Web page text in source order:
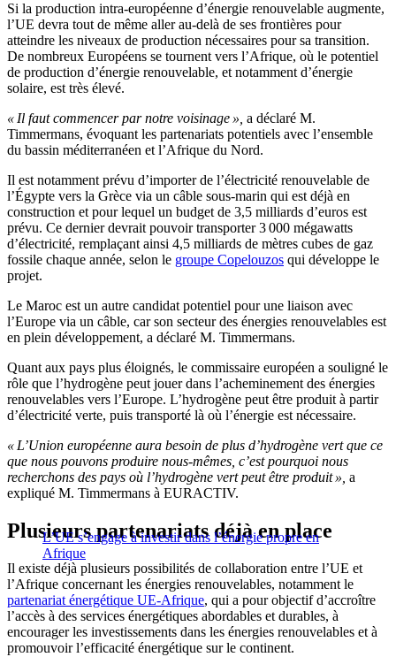
Si la production intra-européenne d’énergie renouvelable augmente,
l’UE devra tout de même aller au-delà de ses frontières pour
atteindre les niveaux de production nécessaires pour sa transition.
De nombreux Européens se tournent vers l’Afrique, où le potentiel
de production d’énergie renouvelable, et notamment d’énergie
solaire, est très élevé.
« Il faut commencer par notre voisinage », a déclaré M.
Timmermans, évoquant les partenariats potentiels avec l’ensemble
du bassin méditerranéen et l’Afrique du Nord.
Il est notamment prévu d’importer de l’électricité renouvelable de
l’Égypte vers la Grèce via un câble sous-marin qui est déjà en
construction et pour lequel un budget de 3,5 milliards d’euros est
prévu. Ce dernier devrait pouvoir transporter 3 000 mégawatts
d’électricité, remplaçant ainsi 4,5 milliards de mètres cubes de gaz
fossile chaque année, selon le groupe Copelouzos qui développe le
projet.
Le Maroc est un autre candidat potentiel pour une liaison avec
l’Europe via un câble, car son secteur des énergies renouvelables est
en plein développement, a déclaré M. Timmermans.
Quant aux pays plus éloignés, le commissaire européen a souligné le
rôle que l’hydrogène peut jouer dans l’acheminement des énergies
renouvelables vers l’Europe. L’hydrogène peut être produit à partir
d’électricité verte, puis transporté là où l’énergie est nécessaire.
« L’Union européenne aura besoin de plus d’hydrogène vert que ce
que nous pouvons produire nous-mêmes, c’est pourquoi nous
recherchons des pays où l’hydrogène vert peut être produit », a
expliqué M. Timmermans à EURACTIV.
L’UE s’engage à investir dans l’énergie propre en
Afrique
Plusieurs partenariats déjà en place
Il existe déjà plusieurs possibilités de collaboration entre l’UE et
l’Afrique concernant les énergies renouvelables, notamment le
partenariat énergétique UE-Afrique, qui a pour objectif d’accroître
l’accès à des services énergétiques abordables et durables, à
encourager les investissements dans les énergies renouvelables et à
promouvoir l’efficacité énergétique sur le continent.